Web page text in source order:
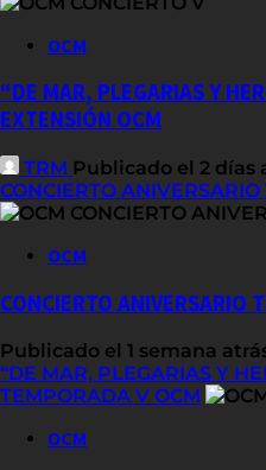
OCM
“DE MAR, PLEGARIAS Y
EXTENSIÓN OCM
TRM Publicado el 2 días
CONCIERTO ANIVERSARIO
OCM
CONCIERTO ANIVERSARIO
Publicado el 1 semana
“DE MAR, PLEGARIAS Y
TEMPORADA V OCM
OCM